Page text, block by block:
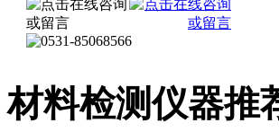
材料检测仪器推